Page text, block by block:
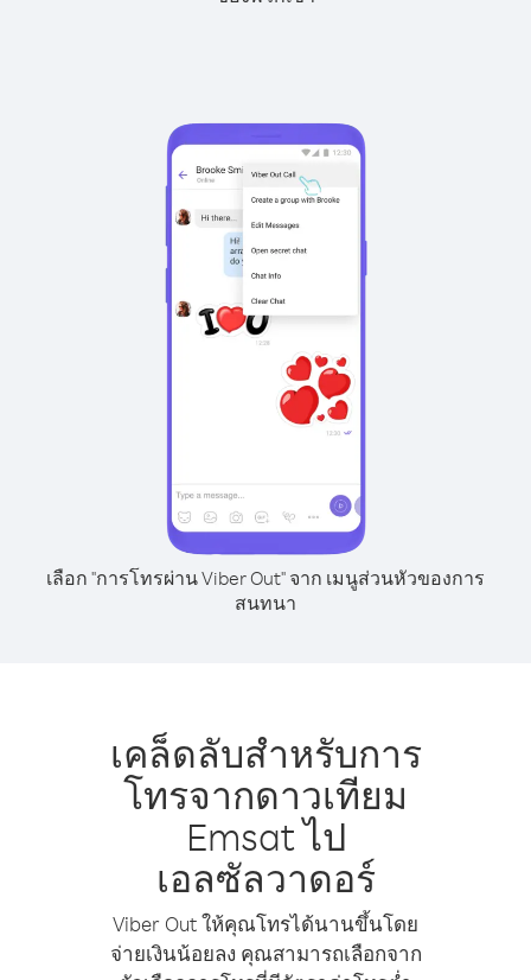
เลือก "การโทรผ่าน Viber Out" จาก เมนูส่วนหัวของการ
สนทนา
เคล็ดลับสำหรับการ
โทรจากดาวเทียม
Emsat ไป
เอลซัลวาดอร์
Viber Out ให้คุณโทรได้นานขึ้นโดย
จ่ายเงินน้อยลง คุณสามารถเลือกจาก